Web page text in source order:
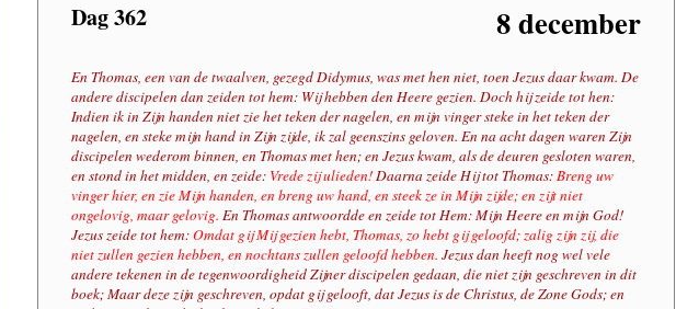
8 december
Dag 362
En Thomas, een van de twaalven, gezegd Didymus, was met hen niet, toen Jezus daar kwam. De
andere discipelen dan zeiden tot hem: Wij hebben den Heere gezien. Doch hij zeide tot hen:
Indien ik in Zijn handen niet zie het teken der nagelen, en mijn vinger steke in het teken der
nagelen, en steke mijn hand in Zijn zijde, ik zal geenszins geloven. En na acht dagen waren Zijn
discipelen wederom binnen, en Thomas met hen; en Jezus kwam, als de deuren gesloten waren,
en stond in het midden, en zeide: Vrede zij ulieden!Daarna zeide Hij tot Thomas:Breng uw
vinger hier, en zie Mijn handen, en breng uw hand, en steek ze in Mijn zijde; en zijt niet
ongelovig, maar gelovig. En Thomas antwoordde en zeide tot Hem: Mijn Heere en mijn God!
Jezus zeide tot hem:Omdat gij Mij gezien hebt, Thomas, zo hebt gij geloofd; zalig zijn zij, die
niet zullen gezien hebben, en nochtans zullen geloofd hebben. Jezus dan heeft nog wel vele
andere tekenen in de tegenwoordigheid Zijner discipelen gedaan, die niet zijn geschreven in dit
boek; Maar deze zijn geschreven, opdat gij gelooft, dat Jezus is de Christus, de Zone Gods; en